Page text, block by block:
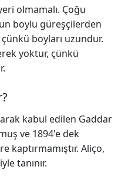
olmamalı. Çoğu
boylu güreşçilerden
boyları uzundur.
yoktur, çünkü
kabul edilen Gaddar
ve 1894'e dek
kaptırmamıştır. Aliço,
tanınır.